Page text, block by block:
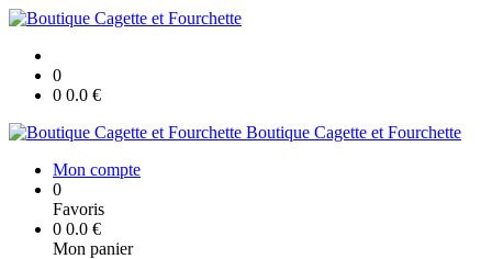
0
0 0.0 €
Boutique Cagette et Fourchette
Mon compte
0
Favoris
0 0.0 €
Mon panier